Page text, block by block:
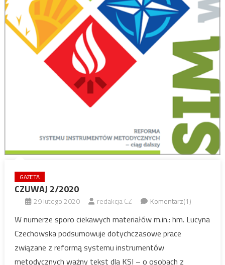
GAZETA
CZUWAJ 2/2020
29 lutego 2020 redakcja CZ Komentarz(1)
W numerze sporo ciekawych materiałów m.in.: hm. Lucyna
Czechowska podsumowuje dotychczasowe prace
związane z reformą systemu instrumentów
metodycznych ważny tekst dla KSI – o osobach z